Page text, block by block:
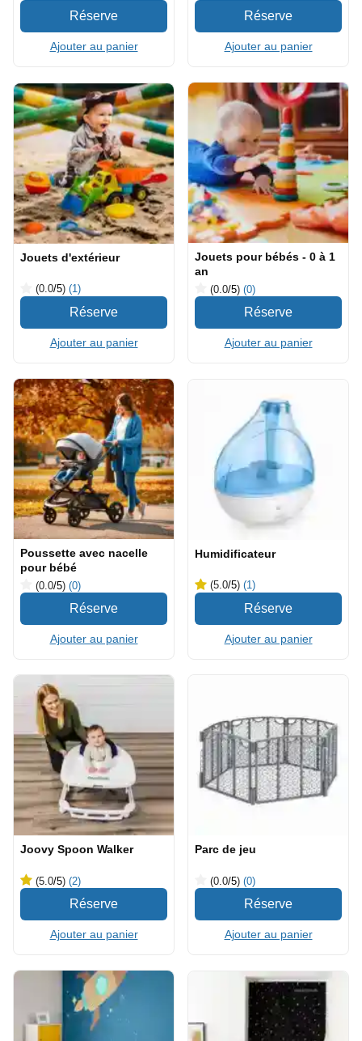
Ajouter au panier Ajouter au panier
Jouets d'extérieur
(0.0/5) (1)
Ajouter au panier
Jouets pour bébés - 0 à 1
an
(0.0/5) (0)
Ajouter au panier
Poussette avec nacelle
pour bébé
(0.0/5) (0)
Ajouter au panier
Humidificateur
(5.0/5) (1)
Ajouter au panier
Joovy Spoon Walker
(5.0/5) (2)
Ajouter au panier
Parc de jeu
(0.0/5) (0)
Ajouter au panier